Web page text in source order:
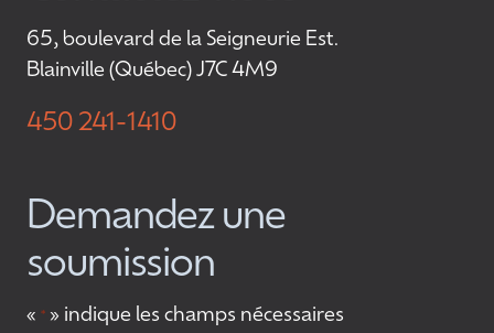
65, boulevard de la Seigneurie Est.
Blainville (Québec) J7C 4M9
450 241-1410
Demandez une
soumission
« * » indique les champs nécessaires